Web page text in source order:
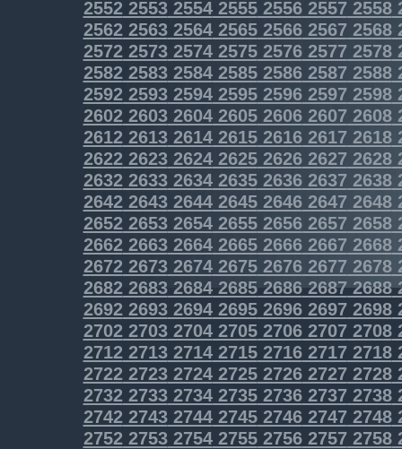
255225532554255525562557 2558
256225632564256525662567 2568
257225732574257525762577 2578
258225832584258525862587 2588
259225932594259525962597 2598
260226032604260526062607 2608
261226132614261526162617 2618
262226232624262526262627 2628
263226332634263526362637 2638
264226432644264526462647 2648
265226532654265526562657 2658
266226632664266526662667 2668
267226732674267526762677 2678
2682268326842685268626872688
2692269326942695269626972698
2702270327042705270627072708
2712271327142715271627172718
2722272327242725272627272728
2732273327342735273627372738
2742274327442745274627472748
2752275327542755275627572758